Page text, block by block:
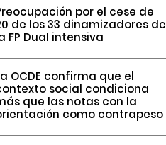
por el cese de
de los 33 dinamizadores de
FP Dual intensiva
OCDE confirma que el
social condiciona
que las notas con la
como contrapeso